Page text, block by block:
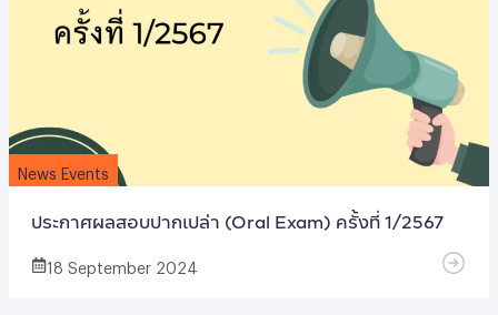
News Events
ประกาศผลสอบปากเปล่า (Oral Exam) ครั้งที่ 1/2567
18 September 2024